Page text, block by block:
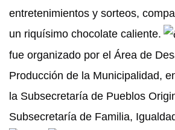
entretenimientos y sorteos,
un riquísimo chocolate caliente.
fue organizado por el Área de
Producción de la Municipalidad,
la Subsecretaría de Pueblos
Subsecretaría de Familia,